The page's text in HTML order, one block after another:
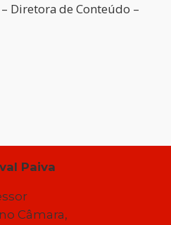
– Diretora de Conteúdo –
Paiva
Câmara,